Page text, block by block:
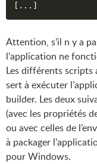
[ ... ]
Attention, s’il n y a
l’application ne
Les différents scripts
sert à exécuter
builder. Les deux
(avec les propriétés
ou avec celles de
à packager
pour Windows.